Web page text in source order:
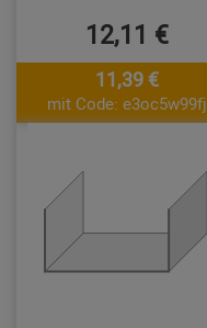
12,11 €
11,39 €
mit Code: e3oc5w99fj